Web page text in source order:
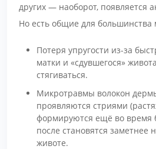
других — наоборот, появляется
Но есть общие для
Потеря упругости из-за
матки и «сдувшегося»
стягиваться.
Микротравмы волокон
проявляются стриями
формируются ещё во время
после становятся заметнее
животе.